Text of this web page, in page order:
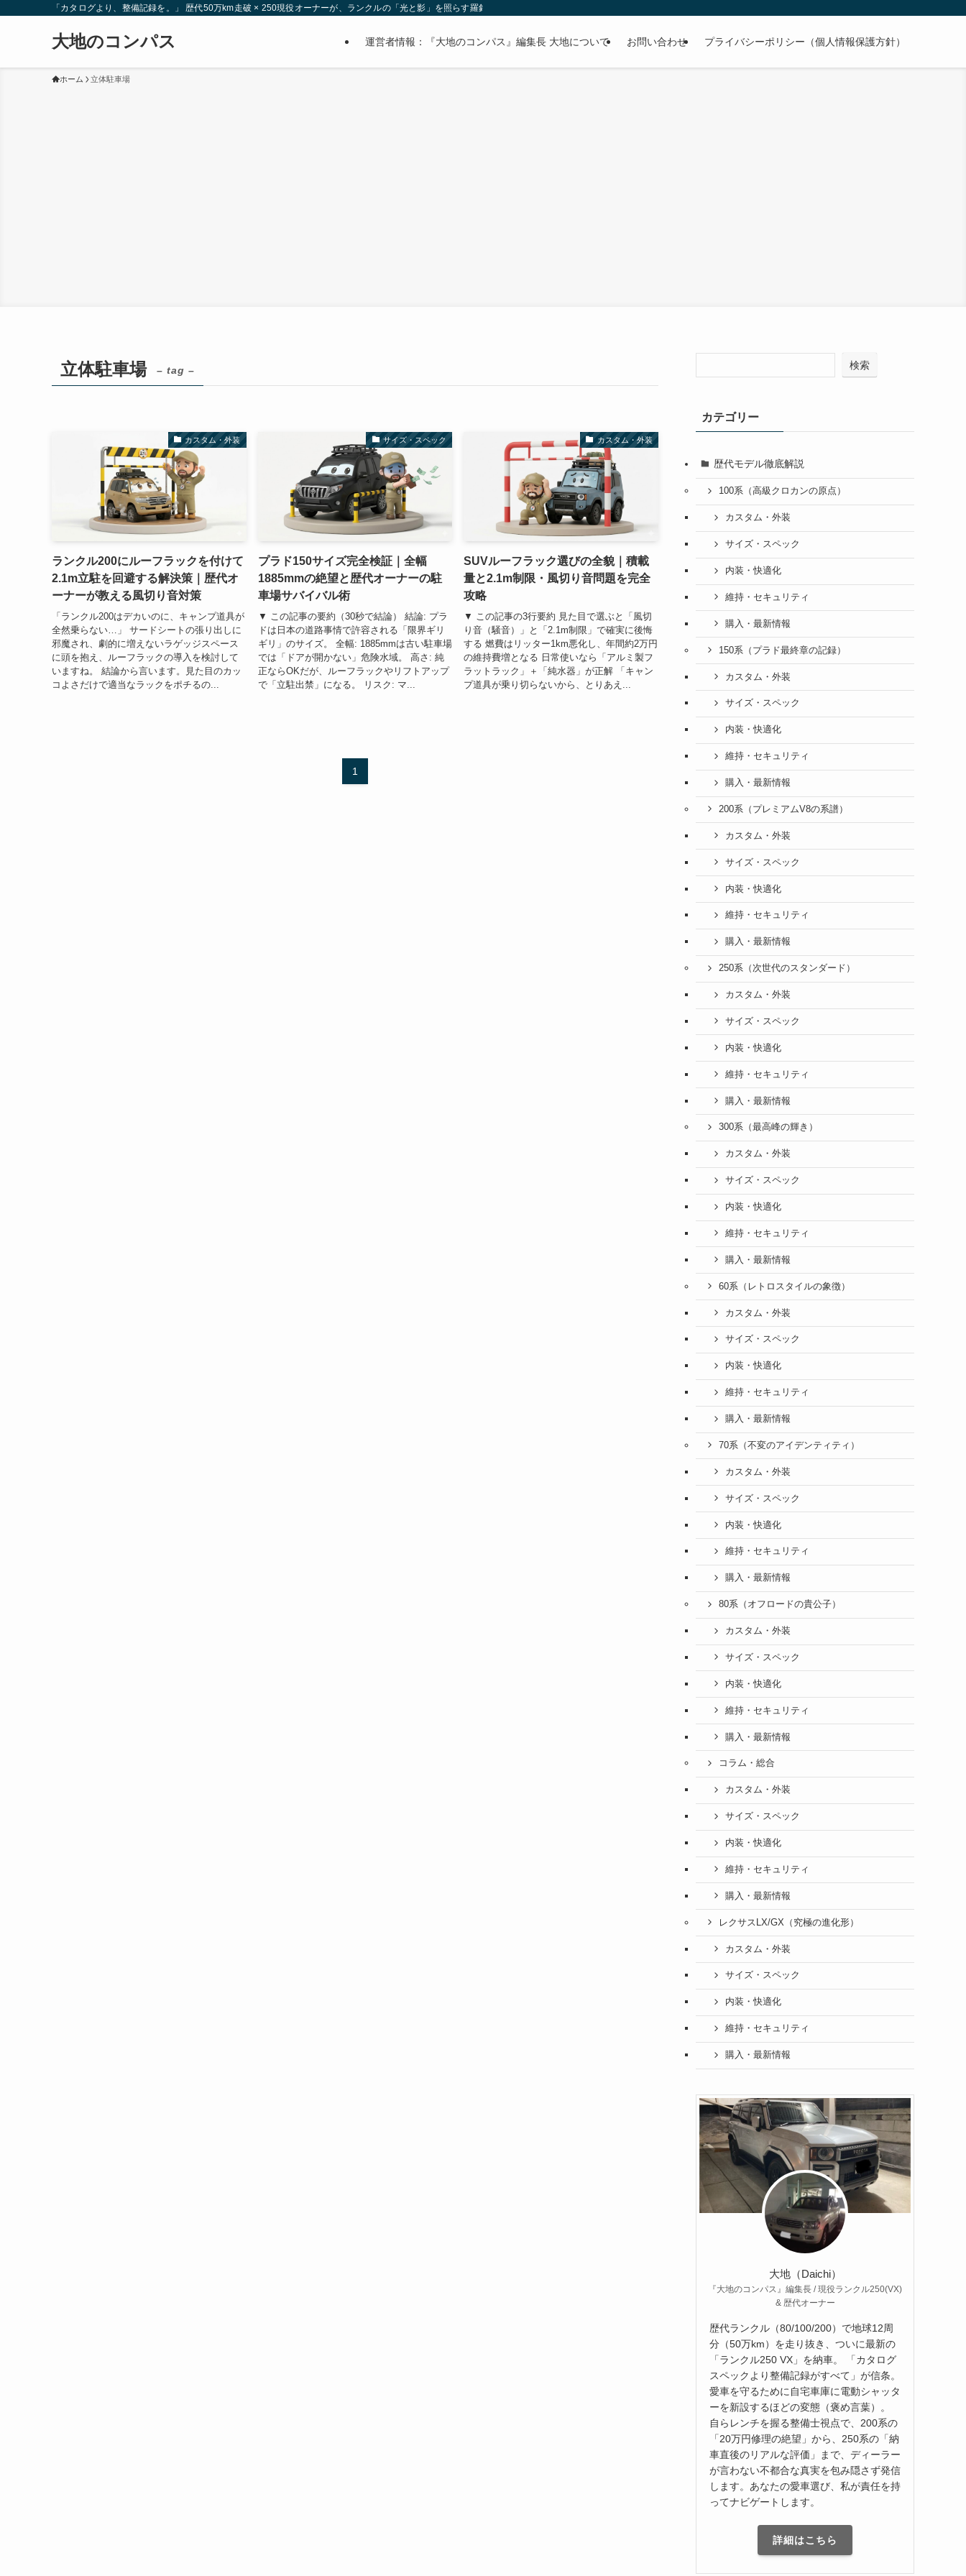
「カタログより、整備記録を。」 歴代50万km走破 × 250現役オーナーが、ランクルの「光と影」を照らす羅針盤。
大地のコンパス 運営者情報：『大地のコンパス』編集長 大地について お問い合わせ プライバシーポリシー（個人情報保護方針）
ホーム 立体駐車場
立体駐車場 – tag –
カスタム・外装
ランクル200にルーフラックを付けて
2.1m立駐を回避する解決策｜歴代オ
ーナーが教える風切り音対策
「ランクル200はデカいのに、キャンプ道具が
全然乗らない…」 サードシートの張り出しに
邪魔され、劇的に増えないラゲッジスペース
に頭を抱え、ルーフラックの導入を検討して
いますね。 結論から言います。見た目のカッ
コよさだけで適当なラックをポチるの...
サイズ・スペック
プラド150サイズ完全検証｜全幅
1885mmの絶望と歴代オーナーの駐
車場サバイバル術
▼ この記事の要約（30秒で結論） 結論: プラ
ドは日本の道路事情で許容される「限界ギリ
ギリ」のサイズ。 全幅: 1885mmは古い駐車場
では「ドアが開かない」危険水域。 高さ: 純
正ならOKだが、ルーフラックやリフトアップ
で「立駐出禁」になる。 リスク: マ...
カスタム・外装
SUVルーフラック選びの全貌｜積載
量と2.1m制限・風切り音問題を完全
攻略
▼ この記事の3行要約 見た目で選ぶと「風切
り音（騒音）」と「2.1m制限」で確実に後悔
する 燃費はリッター1km悪化し、年間約2万円
の維持費増となる 日常使いなら「アルミ製フ
ラットラック」＋「純水器」が正解 「キャン
プ道具が乗り切らないから、とりあえ...
1
検索
カテゴリー
歴代モデル徹底解説
100系（高級クロカンの原点）
カスタム・外装
サイズ・スペック
内装・快適化
維持・セキュリティ
購入・最新情報
150系（プラド最終章の記録）
カスタム・外装
サイズ・スペック
内装・快適化
維持・セキュリティ
購入・最新情報
200系（プレミアムV8の系譜）
カスタム・外装
サイズ・スペック
内装・快適化
維持・セキュリティ
購入・最新情報
250系（次世代のスタンダード）
カスタム・外装
サイズ・スペック
内装・快適化
維持・セキュリティ
購入・最新情報
300系（最高峰の輝き）
カスタム・外装
サイズ・スペック
内装・快適化
維持・セキュリティ
購入・最新情報
60系（レトロスタイルの象徴）
カスタム・外装
サイズ・スペック
内装・快適化
維持・セキュリティ
購入・最新情報
70系（不変のアイデンティティ）
カスタム・外装
サイズ・スペック
内装・快適化
維持・セキュリティ
購入・最新情報
80系（オフロードの貴公子）
カスタム・外装
サイズ・スペック
内装・快適化
維持・セキュリティ
購入・最新情報
コラム・総合
カスタム・外装
サイズ・スペック
内装・快適化
維持・セキュリティ
購入・最新情報
レクサスLX/GX（究極の進化形）
カスタム・外装
サイズ・スペック
内装・快適化
維持・セキュリティ
購入・最新情報
大地（Daichi）
『大地のコンパス』編集長 / 現役ランクル250(VX)
& 歴代オーナー
歴代ランクル（80/100/200）で地球12周
分（50万km）を走り抜き、ついに最新の
「ランクル250 VX」を納車。 「カタログ
スペックより整備記録がすべて」が信条。
愛車を守るために自宅車庫に電動シャッタ
ーを新設するほどの変態（褒め言葉）。
自らレンチを握る整備士視点で、200系の
「20万円修理の絶望」から、250系の「納
車直後のリアルな評価」まで、ディーラー
が言わない不都合な真実を包み隠さず発信
します。あなたの愛車選び、私が責任を持
ってナビゲートします。
詳細はこちら